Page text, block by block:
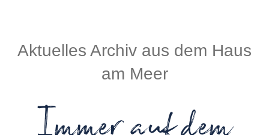
Aktuelles Archiv aus dem Haus
am Meer